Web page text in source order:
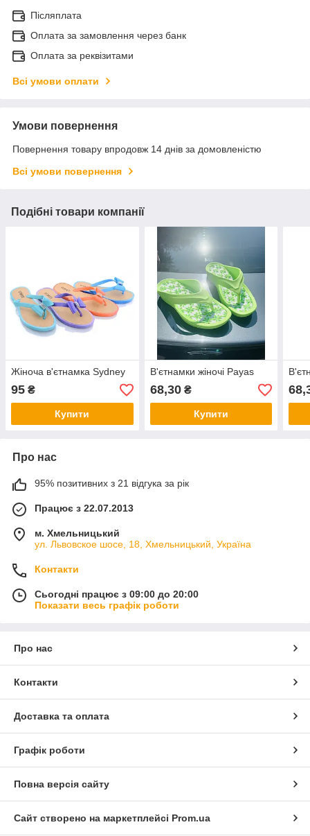
Післяплата
Оплата за замовлення через банк
Оплата за реквізитами
Всі умови оплати
Умови повернення
Повернення товару впродовж 14 днів за домовленістю
Всі умови повернення
Подібні товари компанії
Жіноча в'єтнамка Sydney
95 ₴
Купити
В'єтнамки жіночі Payas
68,30₴
Купити
Про нас
95% позитивних з 21 відгука за рік
Працює з 22.07.2013
м. Хмельницький
ул. Львовское шосе, 18, Хмельницький, Україна
Контакти
Сьогодні працює з 09:00 до 20:00
Показати весь графік роботи
Про нас
Контакти
Доставка та оплата
Графік роботи
Повна версія сайту
Сайт створено на маркетплейсі Prom.ua